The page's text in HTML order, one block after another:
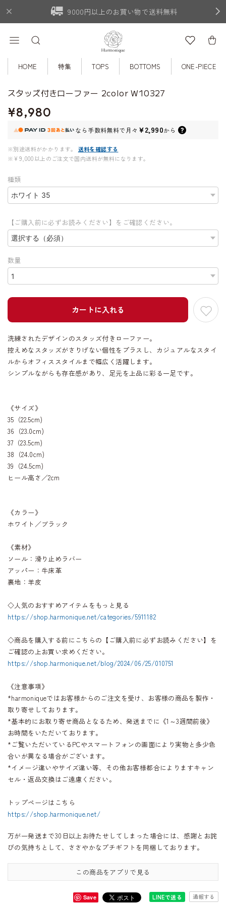
9000円以上のお買い物で送料無料
HOME 特集 TOPS BOTTOMS ONE-PIECE
スタッズ付きローファー 2color W10327
¥8,980
なら 手数料無料で月々 ¥2,990から
※別途送料がかかります。
送料を確認する
※¥9,000以上のご注文で国内送料が無料になります。
種類
【ご購入前に必ずお読みください】をご確認ください。
数量
カートに入れる
洗練されたデザインのスタッズ付きローファー。
控えめなスタッズがさりげない個性をプラスし、カジュアルなスタイ
ルからオフィススタイルまで幅広く活躍します。
シンプルながらも存在感があり、足元を上品に彩る一足です。
《サイズ》
35（22.5cm)
36（23.0cm)
37（23.5cm)
38（24.0cm)
39（24.5cm)
ヒール高さ／2cm
《カラー》
ホワイト／ブラック
《素材》
ソール：滑り止めラバー
アッパー：牛床革
裏地：羊皮
◇人気のおすすめアイテムをもっと見る
https://shop.harmonique.net/categories/5911182
◇商品を購入する前にこちらの【ご購入前に必ずお読みください】を
ご確認の上お買い求めください。
https://shop.harmonique.net/blog/2024/06/25/010751
《注意事項》
*harmoniqueではお客様からのご注文を受け、お客様の商品を製作・
取り寄せしております。
*基本的にお取り寄せ商品となるため、発送までに《1～3週間前後》
お時間をいただいております。
*ご覧いただいているPCやスマートフォンの画面により実物と多少色
合いが異なる場合がございます。
*イメージ違いやサイズ違い等、その他お客様都合によりますキャン
セル・返品交換はご遠慮ください。
トップページはこちら
https://shop.harmonique.net/
万が一発送まで30日以上お待たせしてしまった場合には、感謝とお詫
びの気持ちとして、ささやかなプチギフトを同梱しております。
この商品をアプリで見る
Save LINEで送る 通報する